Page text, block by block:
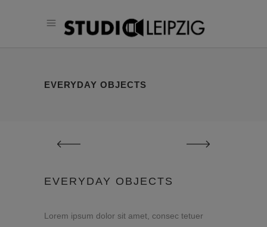
EVERYDAY OBJECTS
EVERYDAY OBJECTS
Lorem ipsum dolor sit amet, consec tetuer